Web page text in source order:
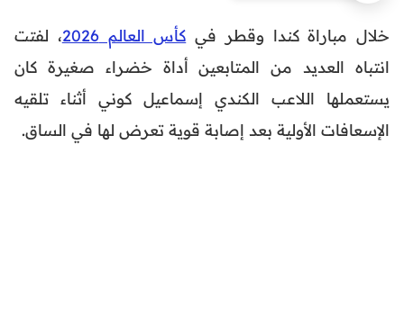
خلال مباراة كندا وقطر في كأس العالم 2026
، لفتت
انتباه العديد من المتابعين أداة خضراء صغيرة كان
يستعملها اللاعب الكندي إسماعيل كوني أثناء تلقيه
الإسعافات الأولية بعد إصابة قوية تعرض لها في الساق.